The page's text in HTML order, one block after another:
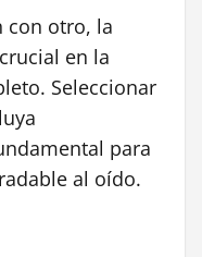
con otro, la
en la
Seleccionar
para
al oído.